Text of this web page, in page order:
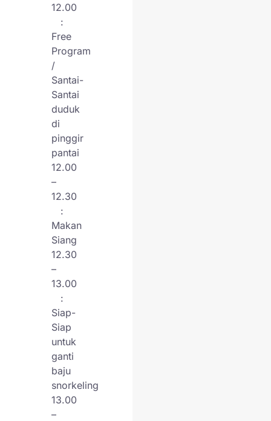
12.00
:
Free
Program
/
Santai-
Santai
duduk
di
pinggir
pantai
12.00
–
12.30
:
Makan
Siang
12.30
–
13.00
:
Siap-
Siap
untuk
ganti
baju
snorkeling
13.00
–